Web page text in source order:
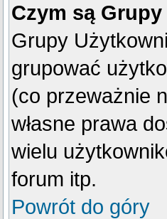
Czym są
Grupy
grupować
(co przeważnie
własne prawa
wielu
forum itp.
Powrót do góry